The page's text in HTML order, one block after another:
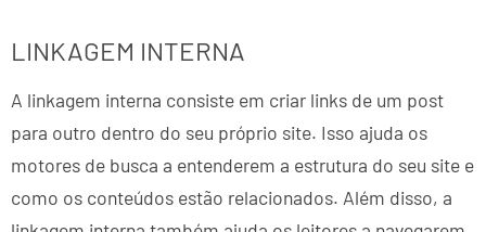
LINKAGEM INTERNA
A linkagem interna consiste em criar links de um post
para outro dentro do seu próprio site. Isso ajuda os
motores de busca a entenderem a estrutura do seu site e
como os conteúdos estão relacionados. Além disso, a